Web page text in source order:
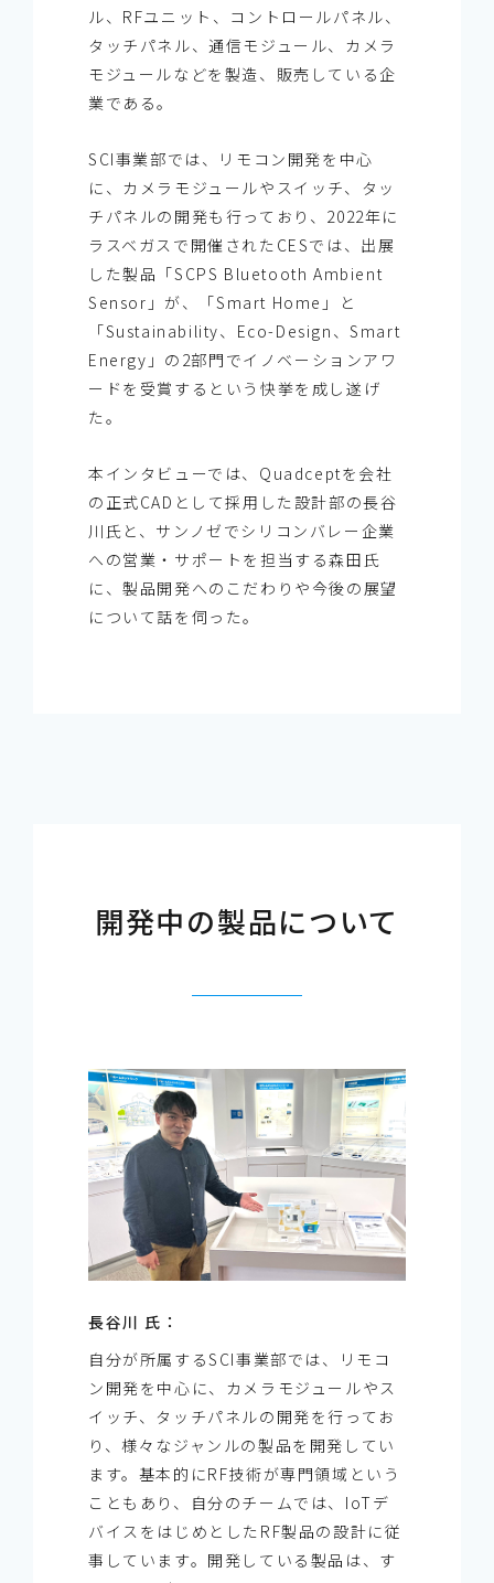
ル、RFユニット、コントロールパネル、
タッチパネル、通信モジュール、カメラ
モジュールなどを製造、販売している企
業である。
SCI事業部では、リモコン開発を中心
に、カメラモジュールやスイッチ、タッ
チパネルの開発も行っており、2022年に
ラスベガスで開催されたCESでは、出展
した製品「SCPS Bluetooth Ambient
Sensor」が、「Smart Home」と
「Sustainability、Eco-Design、Smart
Energy」の2部門でイノベーションアワ
ードを受賞するという快挙を成し遂げ
た。
本インタビューでは、Quadceptを会社
の正式CADとして採用した設計部の長谷
川氏と、サンノゼでシリコンバレー企業
への営業・サポートを担当する森田氏
に、製品開発へのこだわりや今後の展望
について話を伺った。
開発中の製品について
長谷川 氏：
自分が所属するSCI事業部では、リモコ
ン開発を中心に、カメラモジュールやス
イッチ、タッチパネルの開発を行ってお
り、様々なジャンルの製品を開発してい
ます。基本的にRF技術が専門領域という
こともあり、自分のチームでは、IoTデ
バイスをはじめとしたRF製品の設計に従
事しています。開発している製品は、す